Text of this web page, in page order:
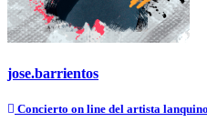
jose.barrientos
Navegación
Concierto on line del artista